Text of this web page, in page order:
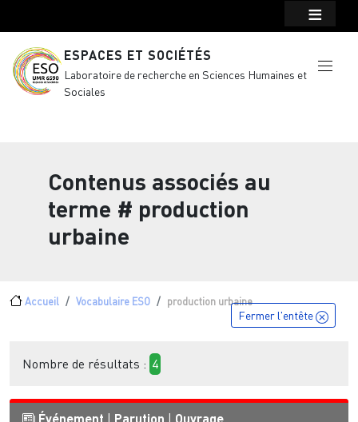
ESPACES ET SOCIÉTÉS
Laboratoire de recherche en Sciences Humaines et
Sociales
Contenus associés au
terme # production
urbaine
Fil d'Ariane
Accueil Vocabulaire ESO production urbaine
Fermer l'entête
Nombre de résultats : 4
Événement Parution Ouvrage